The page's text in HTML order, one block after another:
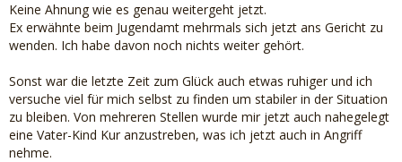
Keine Ahnung wie es genau weitergeht jetzt.
Ex erwähnte beim Jugendamt mehrmals sich jetzt ans Gericht zu
wenden. Ich habe davon noch nichts weiter gehört.
Sonst war die letzte Zeit zum Glück auch etwas ruhiger und ich
versuche viel für mich selbst zu finden um stabiler in der Situation
zu bleiben. Von mehreren Stellen wurde mir jetzt auch nahegelegt
eine Vater-Kind Kur anzustreben, was ich jetzt auch in Angriff
nehme.